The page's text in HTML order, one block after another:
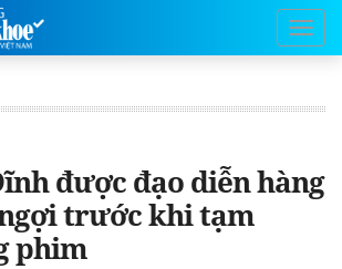
được đạo diễn hàng
trước khi tạm
phim